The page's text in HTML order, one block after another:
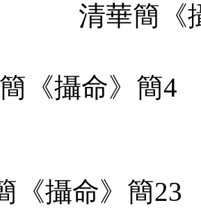
清華簡《
《攝命》簡
《攝命》簡23